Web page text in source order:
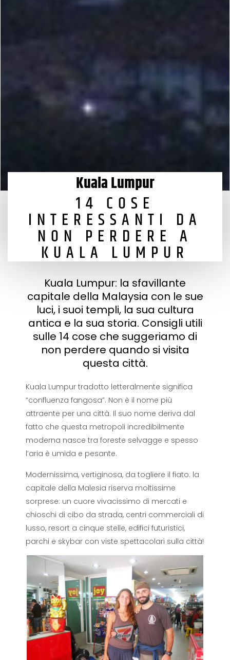
Kuala Lumpur
14 COSE
INTERESSANTI DA
NON PERDERE A
KUALA LUMPUR
Kuala Lumpur: la sfavillante
capitale della Malaysia con le sue
luci, i suoi templi, la sua cultura
antica e la sua storia. Consigli utili
sulle 14 cose che suggeriamo di
non perdere quando si visita
questa città.
Kuala Lumpur tradotto letteralmente significa
“confluenza fangosa”. Non è il nome più
attraente per una città. Il suo nome deriva dal
fatto che questa metropoli incredibilmente
moderna nasce tra foreste selvagge e spesso
l’aria è umida e pesante.
Modernissima, vertiginosa, da togliere il fiato: la
capitale della Malesia riserva moltissime
sorprese: un cuore vivacissimo di mercati e
chioschi di cibo da strada, centri commerciali di
lusso, resort a cinque stelle, edifici futuristici,
parchi e skybar con viste spettacolari sulla città!